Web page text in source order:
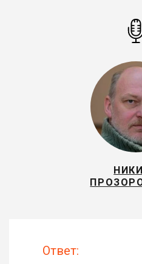
Ответ: